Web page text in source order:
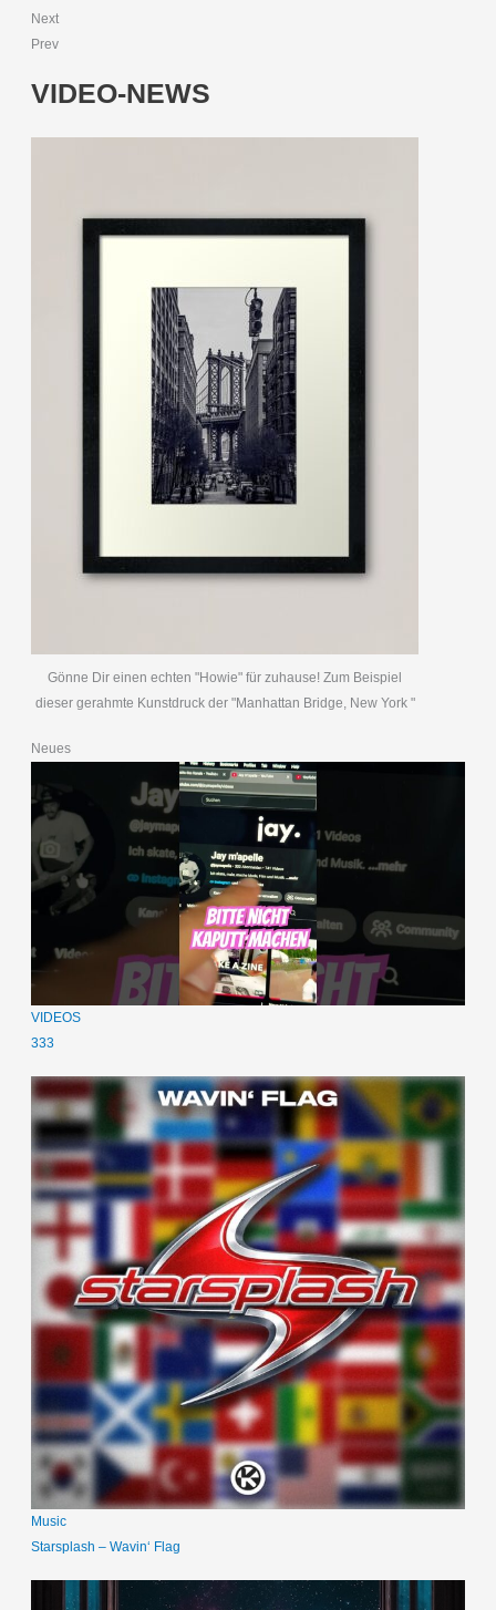
Next
Prev
VIDEO-NEWS
Gönne Dir einen echten "Howie" für zuhause! Zum Beispiel
dieser gerahmte Kunstdruck der "Manhattan Bridge, New York "
Neues
VIDEOS
333
Music
Starsplash – Wavin‘ Flag